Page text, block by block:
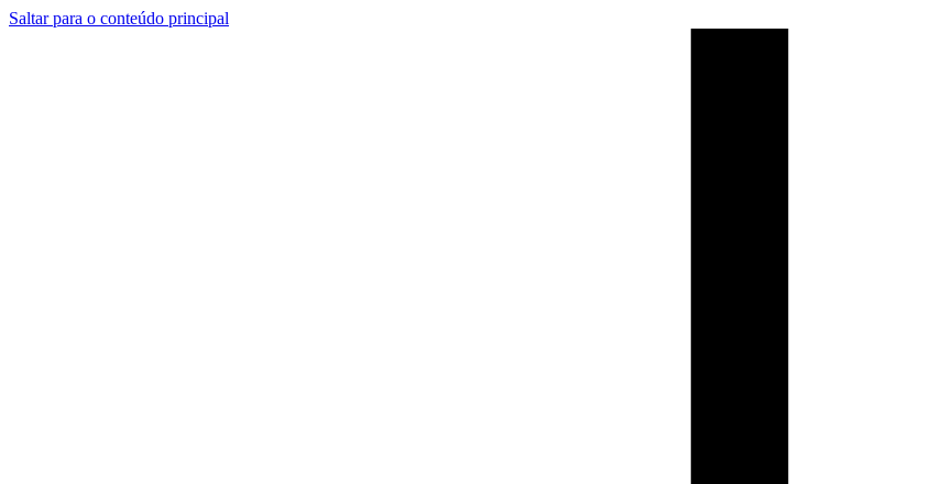
Saltar para o conteúdo principal